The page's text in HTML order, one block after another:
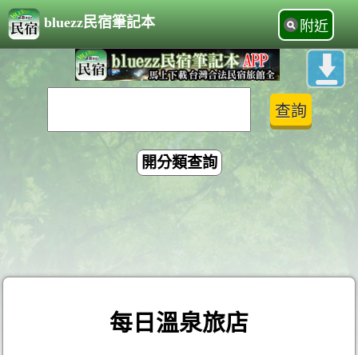
bluezz民宿筆記本 附近
開分類查詢
每日溫泉旅店